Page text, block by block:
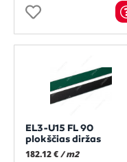
EL3-U15 FL 90
plokščias diržas
182.12 €/ m2